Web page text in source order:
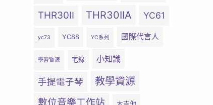
THR30II THR30IIA YC61
yc73 YC88 YC系列 國際代言人
學習資源 宅錄 小知識
手提電子琴 教學資源